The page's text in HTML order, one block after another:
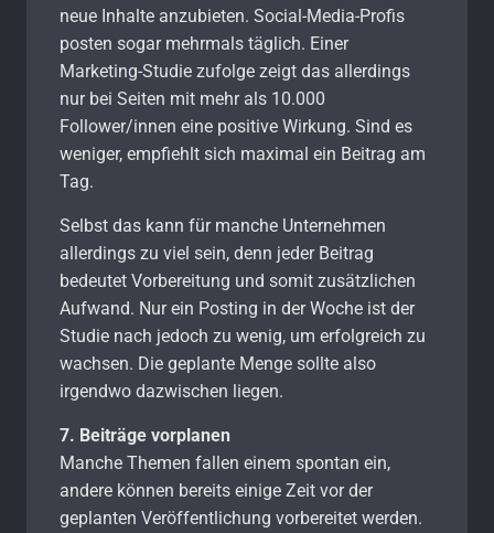
neue Inhalte anzubieten. Social-Media-Profis
posten sogar mehrmals täglich. Einer
Marketing-Studie zufolge zeigt das allerdings
nur bei Seiten mit mehr als 10.000
Follower/innen eine positive Wirkung. Sind es
weniger, empfiehlt sich maximal ein Beitrag am
Tag.
Selbst das kann für manche Unternehmen
allerdings zu viel sein, denn jeder Beitrag
bedeutet Vorbereitung und somit zusätzlichen
Aufwand. Nur ein Posting in der Woche ist der
Studie nach jedoch zu wenig, um erfolgreich zu
wachsen. Die geplante Menge sollte also
irgendwo dazwischen liegen.
7. Beiträge vorplanen
Manche Themen fallen einem spontan ein,
andere können bereits einige Zeit vor der
geplanten Veröffentlichung vorbereitet werden.